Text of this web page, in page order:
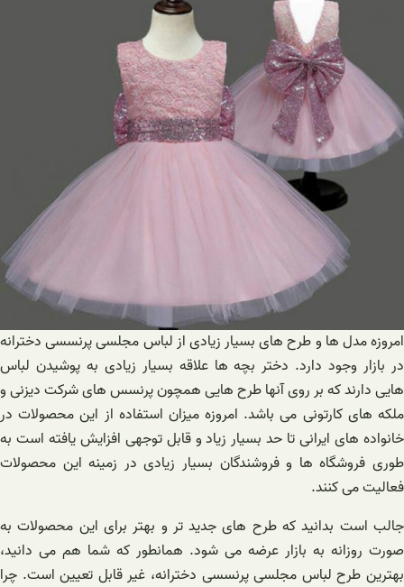
امروزه مدل ها و طرح های بسیار زیادی از لباس مجلسی پرنسسی دخترانه
در بازار وجود دارد. دختر بچه ها علاقه بسیار زیادی به پوشیدن لباس
هایی دارند که بر روی آنها طرح هایی همچون پرنسس های شرکت دیزنی و
ملکه های کارتونی می باشد. امروزه میزان استفاده از این محصولات در
خانواده های ایرانی تا حد بسیار زیاد و قابل توجهی افزایش یافته است به
طوری فروشگاه ها و فروشندگان بسیار زیادی در زمینه این محصولات
فعالیت می کنند.
جالب است بدانید که طرح های جدید تر و بهتر برای این محصولات به
صورت روزانه به بازار عرضه می شود. همانطور که شما هم می دانید،
بهترین طرح لباس مجلسی پرنسسی دخترانه، غیر قابل تعیین است. چرا